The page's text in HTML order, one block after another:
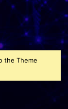
the Theme